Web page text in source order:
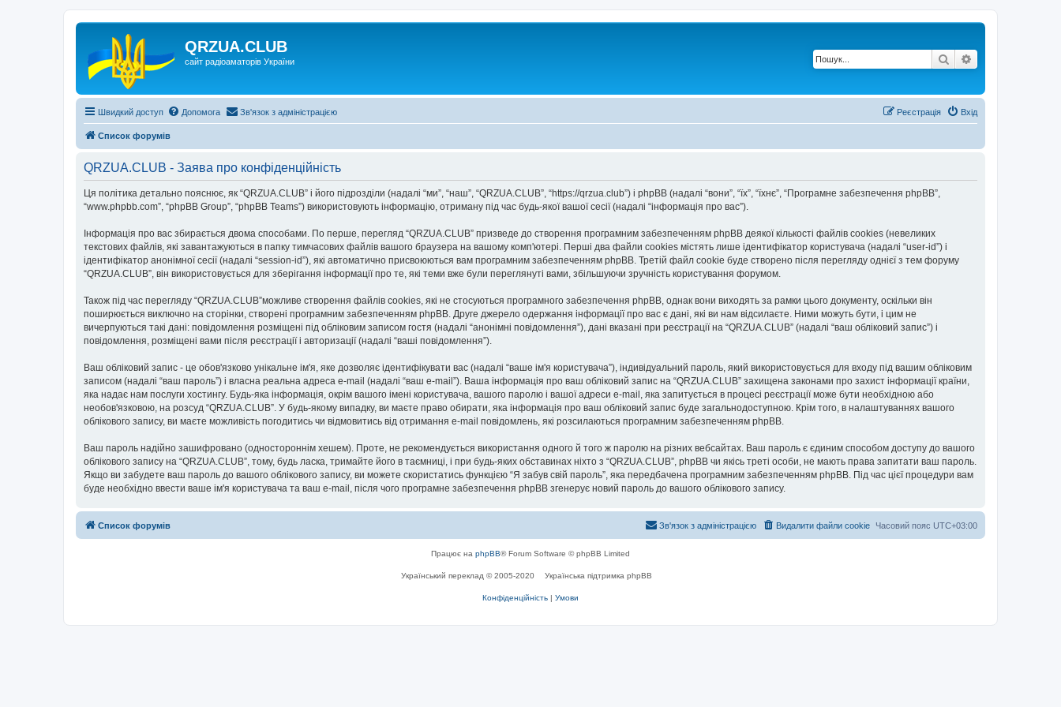
QRZUA.CLUB
сайт радіоаматорів України Пошук
Швидкий доступ Допомога Зв'язок з адміністрацією Вхід
Реєстрація
Список форумів
QRZUA.CLUB - Заява про конфіденційність
Ця політика детально пояснює, як “QRZUA.CLUB” і його підрозділи (надалі “ми”, “наш”, “QRZUA.CLUB”, “https://qrzua.club”) і phpBB (надалі “вони”, “їх”, “їхнє”, “Програмне забезпечення phpBB”,
“www.phpbb.com”, “phpBB Group”, “phpBB Teams”) використовують інформацію, отриману під час будь-якої вашої сесії (надалі “інформація про вас”).
Інформація про вас збирається двома способами. По перше, перегляд “QRZUA.CLUB” призведе до створення програмним забезпеченням phpBB деякої кількості файлів cookies (невеликих
текстових файлів, які завантажуються в папку тимчасових файлів вашого браузера на вашому комп'ютері. Перші два файли cookies містять лише ідентифікатор користувача (надалі “user-id”) і
ідентифікатор анонімної сесії (надалі “session-id”), які автоматично присвоюються вам програмним забезпеченням phpBB. Третій файл cookie буде створено після перегляду однієї з тем форуму
“QRZUA.CLUB”, він використовується для зберігання інформації про те, які теми вже були переглянуті вами, збільшуючи зручність користування форумом.
Також під час перегляду “QRZUA.CLUB”можливе створення файлів cookies, які не стосуються програмного забезпечення phpBB, однак вони виходять за рамки цього документу, оскільки він
поширюється виключно на сторінки, створені програмним забезпеченням phpBB. Друге джерело одержання інформації про вас є дані, які ви нам відсилаєте. Ними можуть бути, і цим не
вичерпуються такі дані: повідомлення розміщені під обліковим записом гостя (надалі “анонімні повідомлення”), дані вказані при реєстрації на “QRZUA.CLUB” (надалі “ваш обліковий запис”) і
повідомлення, розміщені вами після реєстрації і авторизації (надалі “ваші повідомлення”).
Ваш обліковий запис - це обов'язково унікальне ім'я, яке дозволяє ідентифікувати вас (надалі “ваше ім'я користувача”), індивідуальний пароль, який використовується для входу під вашим обліковим
записом (надалі “ваш пароль”) і власна реальна адреса e-mail (надалі “ваш e-mail”). Ваша інформація про ваш обліковий запис на “QRZUA.CLUB” захищена законами про захист інформації країни,
яка надає нам послуги хостингу. Будь-яка інформація, окрім вашого імені користувача, вашого паролю і вашої адреси e-mail, яка запитується в процесі реєстрації може бути необхідною або
необов'язковою, на розсуд “QRZUA.CLUB”. У будь-якому випадку, ви маєте право обирати, яка інформація про ваш обліковий запис буде загальнодоступною. Крім того, в налаштуваннях вашого
облікового запису, ви маєте можливість погодитись чи відмовитись від отримання e-mail повідомлень, які розсилаються програмним забезпеченням phpBB.
Ваш пароль надійно зашифровано (одностороннім хешем). Проте, не рекомендується використання одного й того ж паролю на різних вебсайтах. Ваш пароль є єдиним способом доступу до вашого
облікового запису на “QRZUA.CLUB”, тому, будь ласка, тримайте його в таємниці, і при будь-яких обставинах ніхто з “QRZUA.CLUB”, phpBB чи якісь треті особи, не мають права запитати ваш пароль.
Якщо ви забудете ваш пароль до вашого облікового запису, ви можете скористатись функцією “Я забув свій пароль”, яка передбачена програмним забезпеченням phpBB. Під час цієї процедури вам
буде необхідно ввести ваше ім'я користувача та ваш e-mail, після чого програмне забезпечення phpBB згенерує новий пароль до вашого облікового запису.
Список форумів Часовий пояс UTC+03:00
Видалити файли cookie
Зв'язок з адміністрацією
Працює на phpBB® Forum Software © phpBB Limited
Український переклад © 2005-2020 Українська підтримка phpBB
Конфіденційність | Умови